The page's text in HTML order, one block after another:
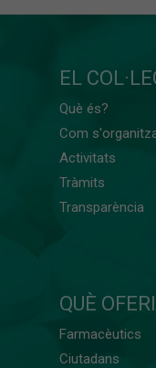
EL
Què és?
Com
Activitats
Tràmits
Transparència
QUÈ
Farmacèutics
Ciutadans